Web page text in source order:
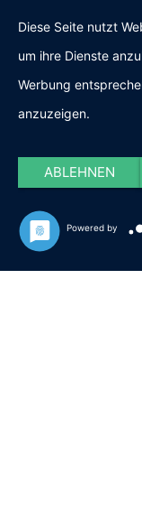
Diese Seite nutzt
um ihre Dienste
Werbung
anzuzeigen.
ABLEHNEN
Powered by